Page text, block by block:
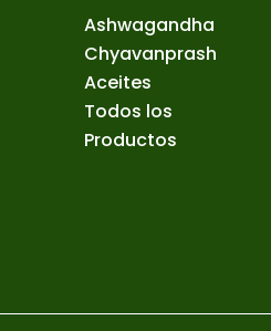
Ashwagandha
Chyavanprash
Aceites
Todos los
Productos